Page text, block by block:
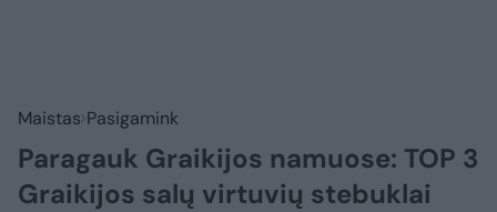
Maistas Pasigamink
Paragauk Graikijos namuose: TOP 3
Graikijos salų virtuvių stebuklai